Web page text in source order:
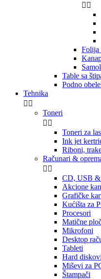
 
Folija
Table sa
Podno
Tehnika
 
Toneri
 
Toneri za
Ink jet
Riboni,
Računari &
 
CD, USB &
Akcione
Grafičke
Kućišta za
Procesori
Matične
Mikrofoni
Desktop
Tableti
Hard
Miševi za
Štampači